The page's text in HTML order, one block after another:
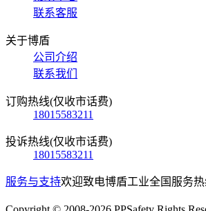
联系客服
关于博盾
公司介绍
联系我们
订购热线(仅收市话费)
18015583211
投诉热线(仅收市话费)
18015583211
服务与支持欢迎致电博盾工业全国服务热